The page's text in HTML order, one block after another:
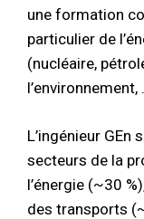
une formation
particulier de
(nucléaire,
l’environnement,
L’ingénieur
secteurs de la
l’énergie (~30
des transports